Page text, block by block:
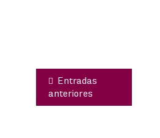
Entradas
anteriores